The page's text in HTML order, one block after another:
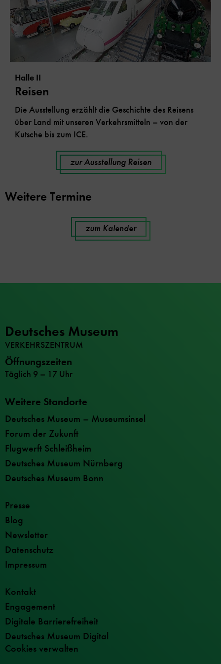
Halle II
Reisen
Die Ausstellung erzählt die Geschichte des Reisens
über Land mit unseren Verkehrsmitteln – von der
Kutsche bis zum ICE.
zur Ausstellung Reisen
Weitere Termine
zum Kalender
Deutsches Museum
VERKEHRSZENTRUM
Öffnungszeiten
Täglich 9 – 17 Uhr
Weitere Standorte
Deutsches Museum – Museumsinsel
Forum der Zukunft
Flugwerft Schleißheim
Deutsches Museum Nürnberg
Deutsches Museum Bonn
Presse
Blog
Newsletter
Datenschutz
Impressum
Kontakt
Engagement
Digitale Barrierefreiheit
Deutsches Museum Digital
Cookies verwalten